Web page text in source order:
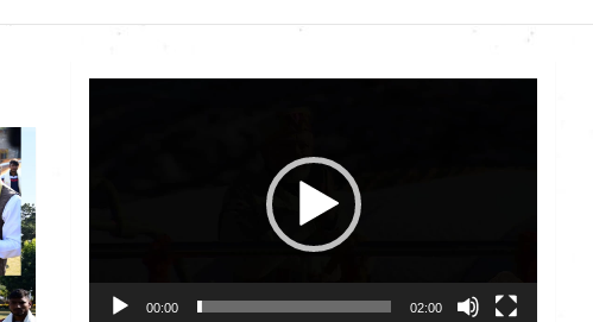
00:00 02:00